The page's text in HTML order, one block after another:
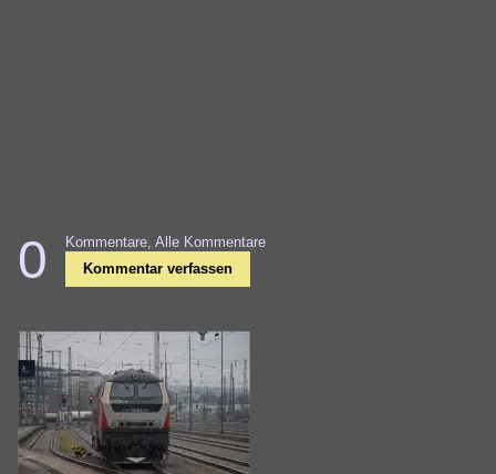
0 Kommentare, Alle Kommentare
Kommentar verfassen